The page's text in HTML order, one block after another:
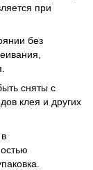
при
без
сняты с
клея и других